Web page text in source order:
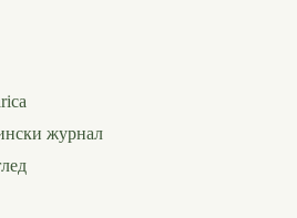
журнал